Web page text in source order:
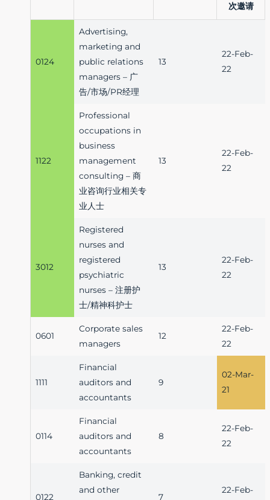
次邀请
0124
Advertising,
marketing and
public relations
managers – 广
告/市场/PR经理
13
22-Feb-
22
1122
Professional
occupations in
business
management
consulting – 商
业咨询行业相关专
业人士
13
22-Feb-
22
3012
Registered
nurses and
registered
psychiatric
nurses – 注册护
士/精神科护士
13
22-Feb-
22
0601
Corporate sales
managers
12
22-Feb-
22
1111
Financial
auditors and
accountants
9
02-Mar-
21
0114
Financial
auditors and
accountants
8
22-Feb-
22
0122
Banking, credit
and other
7
22-Feb-